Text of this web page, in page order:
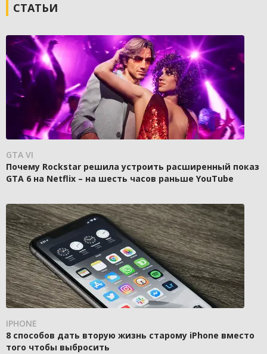
СТАТЬИ
GTA VI
Почему Rockstar решила устроить расширенный показ
GTA 6 на Netflix – на шесть часов раньше YouTube
IPHONE
8 способов дать вторую жизнь старому iPhone вместо
того чтобы выбросить